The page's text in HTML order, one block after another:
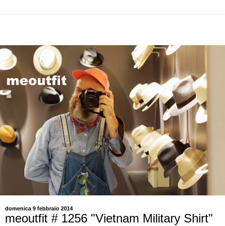
domenica 9 febbraio 2014
meoutfit # 1256 "Vietnam Military Shirt"